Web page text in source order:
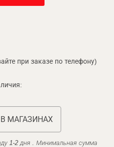
при заказе по телефону)
МАГАЗИНАХ
1-2 дня . Минимальная сумма